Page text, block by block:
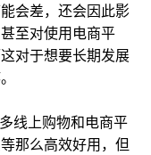
会差，还会因此影
至对使用电商平
对于想要长期发展
线上购物和电商平
那么高效好用，但